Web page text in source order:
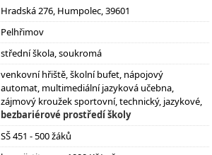
Hradská 276, Humpolec, 39601
Pelhřimov
střední škola, soukromá
venkovní hřiště, školní bufet, nápojový
automat, multimediální jazyková učebna,
zájmový kroužek sportovní, technický, jazykové,
bezbariérové prostředí školy
SŠ 451 - 500 žáků